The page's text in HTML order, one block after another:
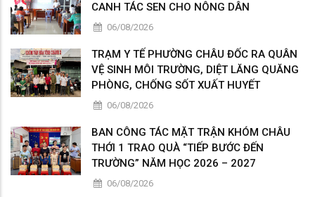
CANH TÁC SEN CHO NÔNG DÂN
06/08/2026
TRẠM Y TẾ PHƯỜNG CHÂU ĐỐC RA QUÂN
VỆ SINH MÔI TRƯỜNG, DIỆT LĂNG QUĂNG
PHÒNG, CHỐNG SỐT XUẤT HUYẾT
06/08/2026
BAN CÔNG TÁC MẶT TRẬN KHÓM CHÂU
THỚI 1 TRAO QUÀ “TIẾP BƯỚC ĐẾN
TRƯỜNG” NĂM HỌC 2026 – 2027
06/08/2026